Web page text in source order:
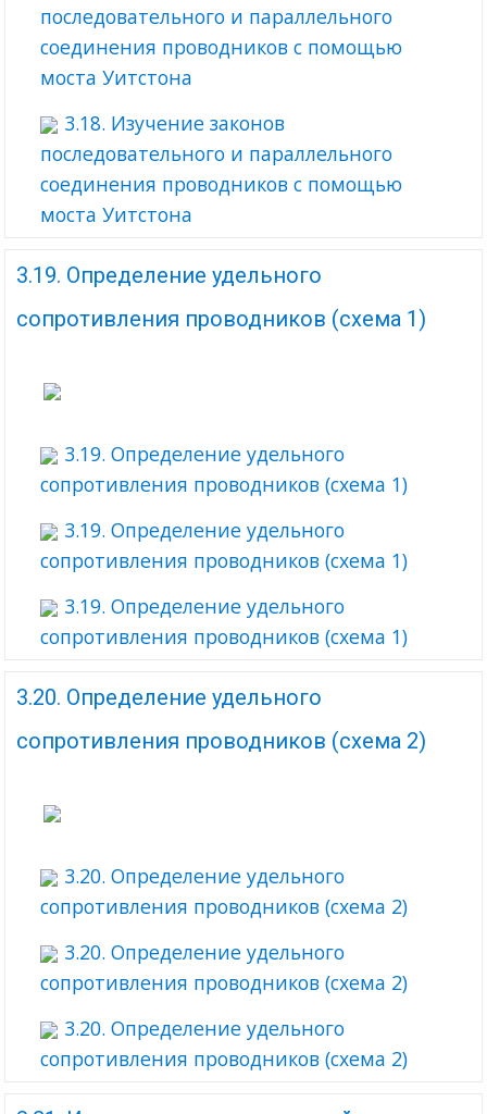
последовательного и параллельного
соединения проводников с помощью
моста Уитстона
3.18. Изучение законов
последовательного и параллельного
соединения проводников с помощью
моста Уитстона
3.19. Определение удельного
сопротивления проводников (схема 1)
3.19. Определение удельного
сопротивления проводников (схема 1)
3.19. Определение удельного
сопротивления проводников (схема 1)
3.19. Определение удельного
сопротивления проводников (схема 1)
3.20. Определение удельного
сопротивления проводников (схема 2)
3.20. Определение удельного
сопротивления проводников (схема 2)
3.20. Определение удельного
сопротивления проводников (схема 2)
3.20. Определение удельного
сопротивления проводников (схема 2)